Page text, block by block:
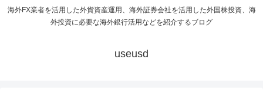
海外FX業者を活用した外貨資産運用、海外証券会社を活用した外国株投資、海
外投資に必要な海外銀行活用などを紹介するブログ
useusd